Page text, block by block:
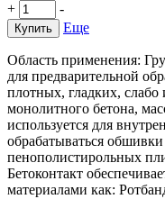
+ -
Купить Еще
Область применения:
для предварительной
плотных, гладких,
монолитного бетона,
используется для
обрабатываться
пенополистирольных
Бетоконтакт
материалами как: